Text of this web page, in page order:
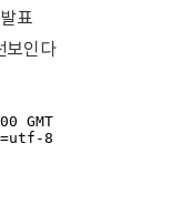
표
보인다